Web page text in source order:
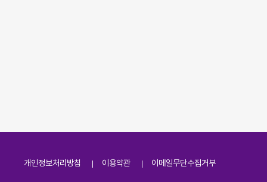
개인정보처리방침 이용약관 이메일무단수집거부